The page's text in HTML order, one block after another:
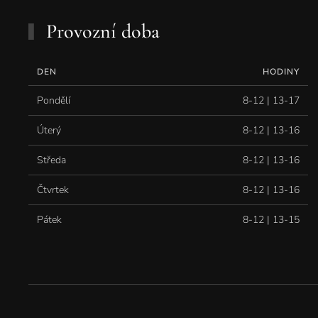
Provozní doba
DEN HODINY
Pondělí 8-12 | 13-17
Úterý 8-12 | 13-16
Středa 8-12 | 13-16
Čtvrtek 8-12 | 13-16
Pátek 8-12 | 13-15